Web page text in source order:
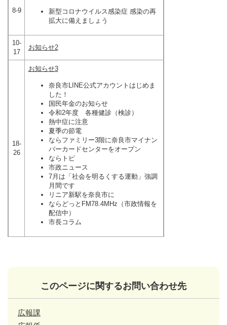
8-9
新型コロナウイルス感染症 感染の再
拡大に備えましょう
10-
17
お知らせ2
18-
26
お知らせ3
奈良市LINE公式アカウントはじめま
した！
国民年金のお知らせ
令和2年度 各種健診（検診）
熱中症に注意
夏季の節電
ならファミリー3階に奈良市マイナン
バーカードセンターをオープン
ならトピ
市政ニュース
7月は「社会を明るくする運動」強調
月間です
リニア新駅を奈良市に
ならどっとFM78.4MHz（市政情報を
配信中）
市長コラム
このページに関するお問い合わせ先
広報課